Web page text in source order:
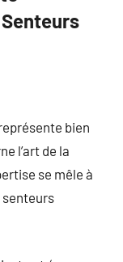
bien
l’art de la
se mêle à
senteurs